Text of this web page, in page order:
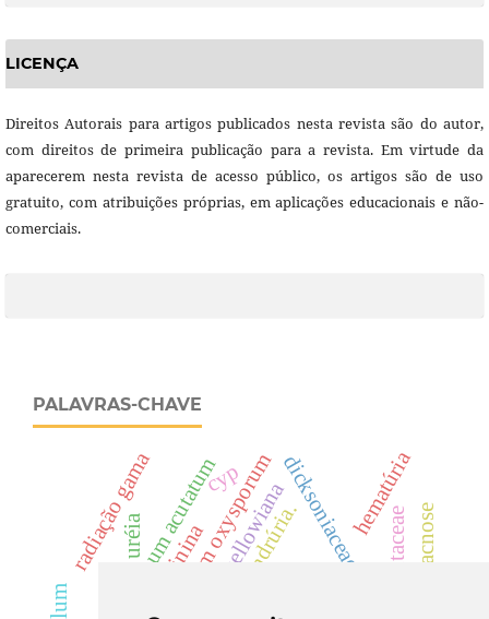
LICENÇA
Direitos Autorais para artigos publicados nesta revista são do autor,
com direitos de primeira publicação para a revista. Em virtude da
aparecerem nesta revista de acesso público, os artigos são de uso
gratuito, com atribuições próprias, em aplicações educacionais e não-
comerciais.
PALAVRAS-CHAVE
creatinina dicksoniaceae
dicksonia sellowiana
colletotrichum acutatum
fusarium oxysporum
cilindrúria.
uréia hematúria
radiação gama rutaceae antracnose
antraquinonas.
cyp